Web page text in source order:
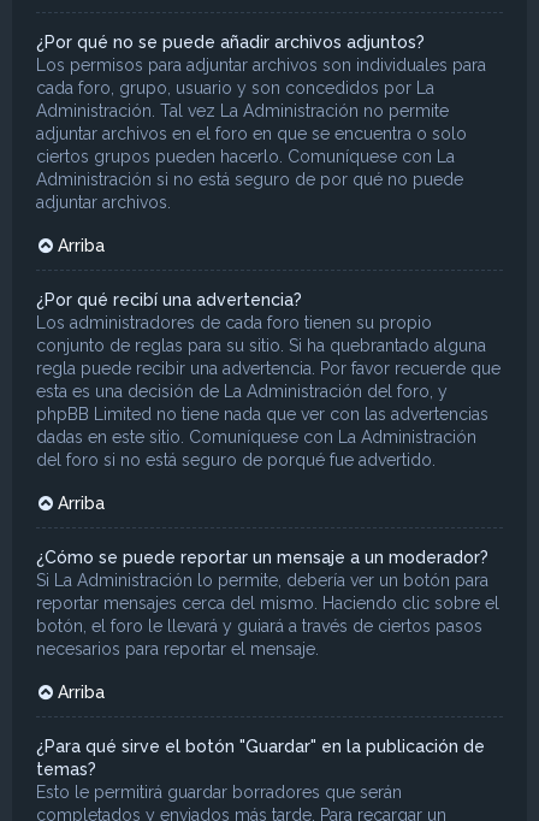
¿Por qué no se puede añadir archivos adjuntos?
Los permisos para adjuntar archivos son individuales para
cada foro, grupo, usuario y son concedidos por La
Administración. Tal vez La Administración no permite
adjuntar archivos en el foro en que se encuentra o solo
ciertos grupos pueden hacerlo. Comuníquese con La
Administración si no está seguro de por qué no puede
adjuntar archivos.
Arriba
¿Por qué recibí una advertencia?
Los administradores de cada foro tienen su propio
conjunto de reglas para su sitio. Si ha quebrantado alguna
regla puede recibir una advertencia. Por favor recuerde que
esta es una decisión de La Administración del foro, y
phpBB Limited no tiene nada que ver con las advertencias
dadas en este sitio. Comuníquese con La Administración
del foro si no está seguro de porqué fue advertido.
Arriba
¿Cómo se puede reportar un mensaje a un moderador?
Si La Administración lo permite, debería ver un botón para
reportar mensajes cerca del mismo. Haciendo clic sobre el
botón, el foro le llevará y guiará a través de ciertos pasos
necesarios para reportar el mensaje.
Arriba
¿Para qué sirve el botón "Guardar" en la publicación de
temas?
Esto le permitirá guardar borradores que serán
completados y enviados más tarde. Para recargar un